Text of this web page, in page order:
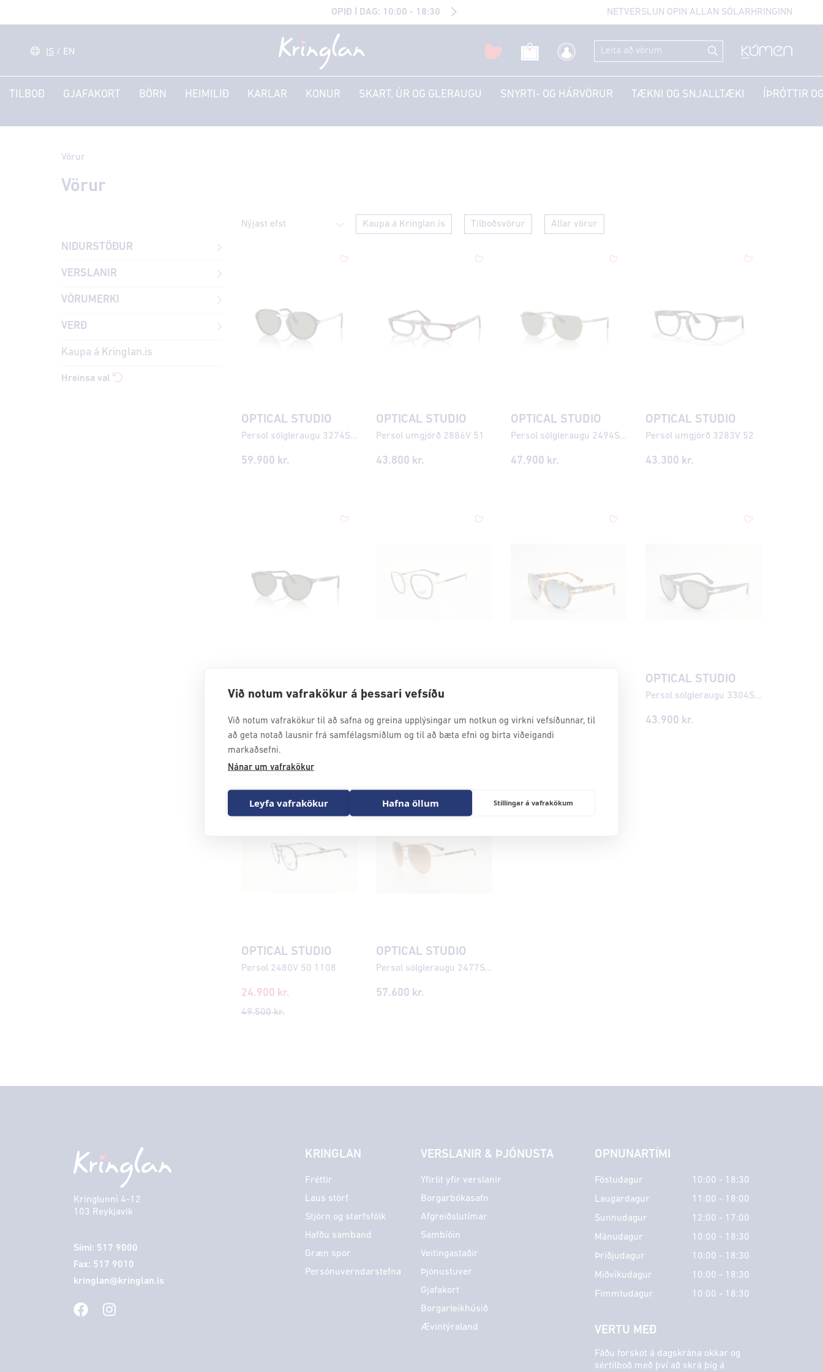
Við notum vafrakökur á þessari vefsíðu
Við notum vafrakökur til að safna og greina upplýsingar um notkun og virkni vefsíðunnar, til
að geta notað lausnir frá samfélagsmiðlum og til að bæta efni og birta viðeigandi
markaðsefni.
Nánar um vafrakökur
Leyfa vafrakökur Hafna öllum Stillingar á vafrakökum
OPIÐ Í DAG: 10:00 - 18:30 NETVERSLUN OPIN ALLAN SÓLARHRINGINN
IS / EN
TILBOÐ GJAFAKORT BÖRN HEIMILIÐ KARLAR KONUR SKART, ÚR OG GLERAUGU SNYRTI- OG HÁRVÖRUR TÆKNI OG SNJALLTÆKI ÍÞRÓTTIR
Vörur
Vörur
NIÐURSTÖÐUR
VERSLANIR
VÖRUMERKI
VERÐ
Kaupa á Kringlan.is
Hreinsa val
Kaupa á Kringlan.is Tilboðsvörur Allar vörur
OPTICAL STUDIO
Persol sólgleraugu 3274S 50
59.900 kr.
OPTICAL STUDIO
Persol umgjörð 2886V 51
43.800 kr.
OPTICAL STUDIO
Persol sólgleraugu 2494S 55
47.900 kr.
OPTICAL STUDIO
Persol umgjörð 3283V 52
43.300 kr.
Persol sólgleraugu 3092SM 50
27.800kr.
Persol umgjörð 2480V 50
25.900kr.
49.500kr.
53.900kr.
OPTICAL STUDIO
Persol sólgleraugu 3304S 53
43.900 kr.
OPTICAL STUDIO
Persol 2480V 50 1108
24.900 kr.
49.500kr.
OPTICAL STUDIO
Persol sólgleraugu 2477S 57
57.600 kr.
Kringlunni 4-12
103 Reykjavik
Sími: 517 9000
Fax: 517 9010
kringlan@kringlan.is
KRINGLAN
Fréttir
Laus störf
Stjórn og starfsfólk
Hafðu samband
Græn spor
Persónuverndarstefna
VERSLANIR & ÞJÓNUSTA
Yfirlit yfir verslanir
Borgarbókasafn
Afgreiðslutímar
Sambíóin
Veitingastaðir
Þjónustuver
Gjafakort
Borgarleikhúsið
Ævintýraland
OPNUNARTÍMI
Föstudagur
10:00 - 18:30
Laugardagur
11:00 - 18:00
Sunnudagur
12:00 - 17:00
Mánudagur
10:00 - 18:30
Þriðjudagur
10:00 - 18:30
Miðvikudagur
10:00 - 18:30
Fimmtudagur
10:00 - 18:30
VERTU MEÐ
Fáðu forskot á dagskrána okkar og
sértilboð með því að skrá þig á